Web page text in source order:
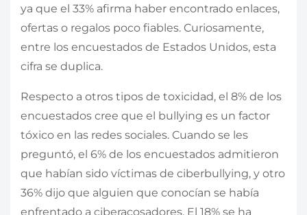
ya que el 33% afirma haber encontrado enlaces,
ofertas o regalos poco fiables. Curiosamente,
entre los encuestados de Estados Unidos, esta
cifra se duplica.
Respecto a otros tipos de toxicidad, el 8% de los
encuestados cree que el bullying es un factor
tóxico en las redes sociales. Cuando se les
preguntó, el 6% de los encuestados admitieron
que habían sido víctimas de ciberbullying, y otro
36% dijo que alguien que conocían se había
enfrentado a ciberacosadores. El 18% se ha